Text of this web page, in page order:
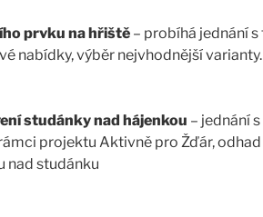
prvku na hřiště – probíhá jednání
nabídky, výběr nejvhodnější
studánky nad hájenkou – jednání
projektu Aktivně pro Žďár,
nad studánku